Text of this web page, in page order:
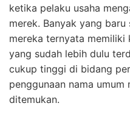
ketika pelaku usaha
merek. Banyak yang
mereka ternyata memiliki
yang sudah lebih dulu
cukup tinggi di bidang
penggunaan nama umum
ditemukan.